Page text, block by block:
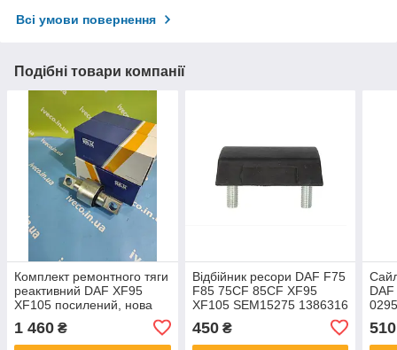
Всі умови повернення
Подібні товари компанії
Комплект ремонтного тяги
реактивний DAF XF95
XF105 посилений, нова
SEM13820 конфета
1 460 ₴
Відбійник ресори DAF F75
F85 75CF 85CF XF95
XF105 SEM15275 1386316
450₴ 510